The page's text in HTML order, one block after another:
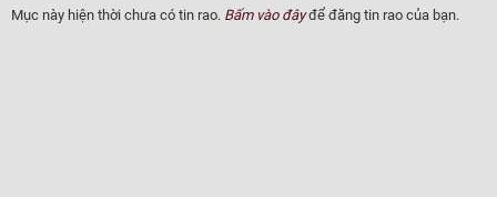
Mục này hiện thời chưa có tin rao. Bấm vào đâyđể đăng tin rao của bạn.